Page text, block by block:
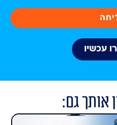
עכשיו
אותך גם: